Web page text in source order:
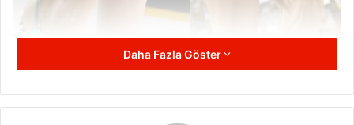
Daha Fazla Göster